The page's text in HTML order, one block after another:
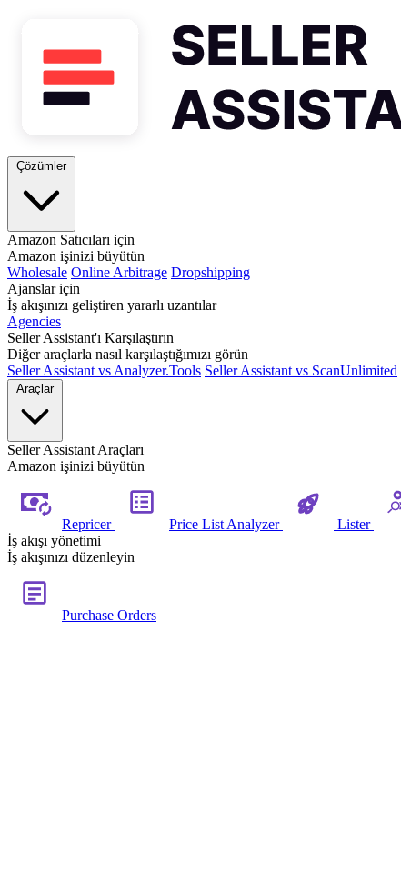
Çözümler
Amazon Satıcıları için
Amazon işinizi büyütün
Wholesale Online Arbitrage Dropshipping
Ajanslar için
İş akışınızı geliştiren yararlı uzantılar
Agencies
Seller Assistant'ı Karşılaştırın
Diğer araçlarla nasıl karşılaştığımızı görün
Seller Assistant vs Analyzer.Tools Seller Assistant vs ScanUnlimited
Araçlar
Seller Assistant Araçları
Amazon işinizi büyütün
Repricer Price List Analyzer Lister
İş akışı yönetimi
İş akışınızı düzenleyin
Purchase Orders